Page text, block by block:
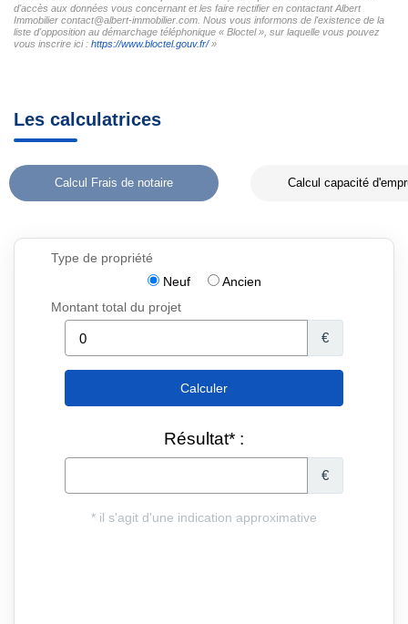
d'accès aux données vous concernant et les faire rectifier en contactant Albert
Immobilier contact@albert-immobilier.com. Nous vous informons de l'existence de la
liste d'opposition au démarchage téléphonique « Bloctel », sur laquelle vous pouvez
vous inscrire ici : https://www.bloctel.gouv.fr/»
Les calculatrices
Calcul Frais de notaire Calcul capacité